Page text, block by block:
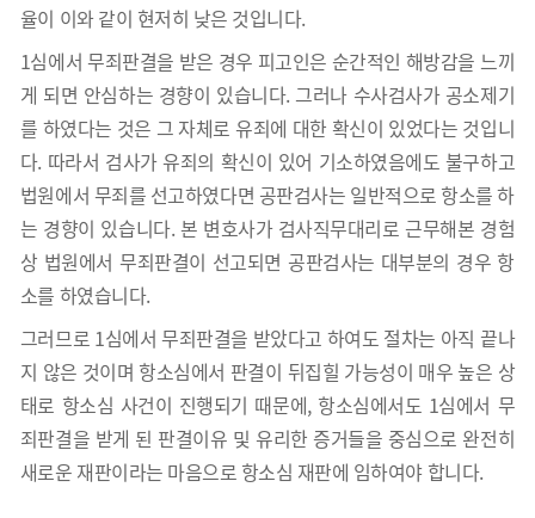
율이 이와 같이 현저히 낮은 것입니다.
1심에서 무죄판결을 받은 경우 피고인은 순간적인 해방감을 느끼
게 되면 안심하는 경향이 있습니다. 그러나 수사검사가 공소제기
를 하였다는 것은 그 자체로 유죄에 대한 확신이 있었다는 것입니
다. 따라서 검사가 유죄의 확신이 있어 기소하였음에도 불구하고
법원에서 무죄를 선고하였다면 공판검사는 일반적으로 항소를 하
는 경향이 있습니다. 본 변호사가 검사직무대리로 근무해본 경험
상 법원에서 무죄판결이 선고되면 공판검사는 대부분의 경우 항
소를 하였습니다.
그러므로 1심에서 무죄판결을 받았다고 하여도 절차는 아직 끝나
지 않은 것이며 항소심에서 판결이 뒤집힐 가능성이 매우 높은 상
태로 항소심 사건이 진행되기 때문에, 항소심에서도 1심에서 무
죄판결을 받게 된 판결이유 및 유리한 증거들을 중심으로 완전히
새로운 재판이라는 마음으로 항소심 재판에 임하여야 합니다.